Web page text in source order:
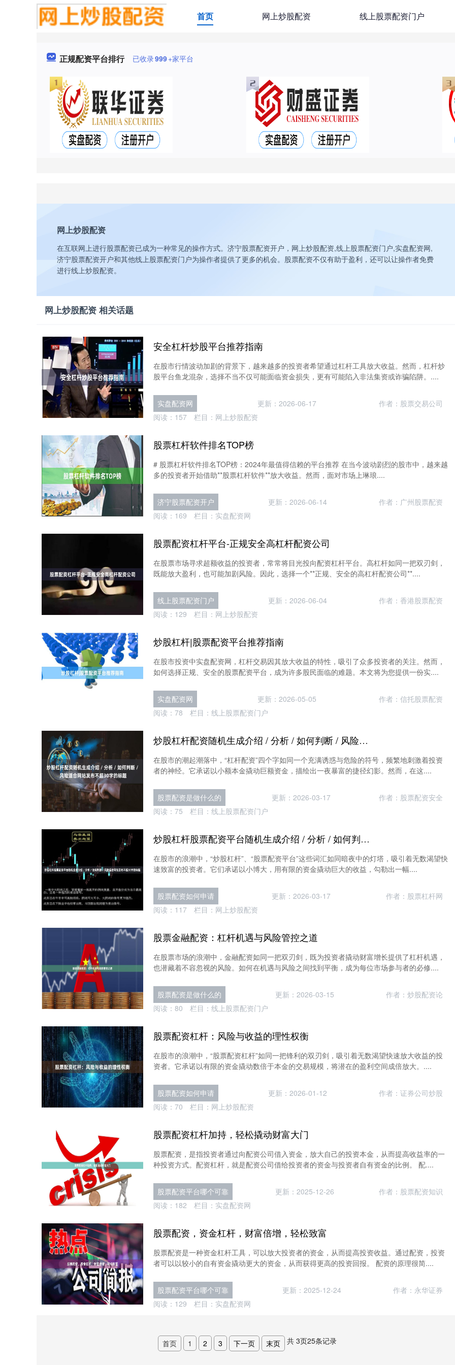
首页 网上炒股配资 线上股票配资门户
正规配资平台排行 已收录999+家平台
网上炒股配资
在互联网上进行股票配资已成为一种常见的操作方式。济宁股票配资开户，网上炒股配资,线上股票配资门户,实盘配资网,
济宁股票配资开户和其他线上股票配资门户为操作者提供了更多的机会。股票配资不仅有助于盈利，还可以让操作者免费
进行线上炒股配资。
网上炒股配资 相关话题
安全杠杆炒股平台推荐指南
在股市行情波动加剧的背景下，越来越多的投资者希望通过杠杆工具放大收益。然而，杠杆炒
股平台鱼龙混杂，选择不当不仅可能面临资金损失，更有可能陷入非法集资或诈骗陷阱。....
实盘配资网 更新：2026-06-17
作者：股票交易公司
阅读： 157 栏目： 网上炒股配资
股票杠杆软件排名TOP榜
# 股票杠杆软件排名TOP榜：2024年最值得信赖的平台推荐 在当今波动剧烈的股市中，越来越
多的投资者开始借助**股票杠杆软件**放大收益。然而，面对市场上琳琅....
济宁股票配资开户 更新：2026-06-14
作者：广州股票配资
阅读： 169 栏目： 实盘配资网
股票配资杠杆平台-正规安全高杠杆配资公司
在股票市场寻求超额收益的投资者，常常将目光投向配资杠杆平台。高杠杆如同一把双刃剑，
既能放大盈利，也可能加剧风险。因此，选择一个**正规、安全的高杠杆配资公司**....
线上股票配资门户 更新：2026-06-04
作者：香港股票配资
阅读： 129 栏目： 网上炒股配资
炒股杠杆|股票配资平台推荐指南
在股市投资中实盘配资网，杠杆交易因其放大收益的特性，吸引了众多投资者的关注。然而，
如何选择正规、安全的股票配资平台，成为许多股民面临的难题。本文将为您提供一份实....
实盘配资网 更新：2026-05-05
作者：信托股票配资
阅读： 78 栏目： 线上股票配资门户
炒股杠杆配资随机生成介绍 / 分析 / 如何判断 / 风险适合网站发布不超30字的标题
在股市的潮起潮落中，“杠杆配资”四个字如同一个充满诱惑与危险的符号，频繁地刺激着投资
者的神经。它承诺以小额本金撬动巨额资金，描绘出一夜暴富的捷径幻影。然而，在这....
股票配资是做什么的 更新：2026-03-17
作者：股票配资安全
阅读： 75 栏目： 线上股票配资门户
炒股杠杆股票配资平台随机生成介绍 / 分析 / 如何判断 / 风险适合网站发布不超30字的标题
在股市的浪潮中，“炒股杠杆”、“股票配资平台”这些词汇如同暗夜中的灯塔，吸引着无数渴望快
速致富的投资者。它们承诺以小博大，用有限的资金撬动巨大的收益，勾勒出一幅....
股票配资如何申请 更新：2026-03-17
作者：股票杠杆网
阅读： 117 栏目： 网上炒股配资
股票金融配资：杠杆机遇与风险管控之道
在股票市场的浪潮中，金融配资如同一把双刃剑，既为投资者撬动财富增长提供了杠杆机遇，
也潜藏着不容忽视的风险。如何在机遇与风险之间找到平衡，成为每位市场参与者的必修....
股票配资是做什么的 更新：2026-03-15
作者：炒股配资论
阅读： 80 栏目： 线上股票配资门户
股票配资杠杆：风险与收益的理性权衡
在股市的浪潮中，“股票配资杠杆”如同一把锋利的双刃剑，吸引着无数渴望快速放大收益的投
资者。它承诺以有限的资金撬动数倍于本金的交易规模，将潜在的盈利空间成倍放大。....
股票配资如何申请 更新：2026-01-12
作者：证券公司炒股
阅读： 70 栏目： 网上炒股配资
股票配资杠杆加持，轻松撬动财富大门
股票配资，是指投资者通过向配资公司借入资金，放大自己的投资本金，从而提高收益率的一
种投资方式。配资杠杆，就是配资公司借给投资者的资金与投资者自有资金的比例。 配....
股票配资平台哪个可靠 更新：2025-12-26
作者：股票配资知识
阅读： 182 栏目： 实盘配资网
股票配资，资金杠杆，财富倍增，轻松致富
股票配资是一种资金杠杆工具，可以放大投资者的资金，从而提高投资收益。通过配资，投资
者可以以较小的自有资金撬动更大的资金，从而获得更高的投资回报。 配资的原理很简....
股票配资平台哪个可靠 更新：2025-12-24
作者：永华证券
阅读： 129 栏目： 实盘配资网
首页 1 2 3 下一页 末页 共 3页25条记录